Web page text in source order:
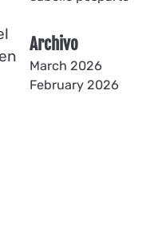
Archivo
March 2026
February 2026